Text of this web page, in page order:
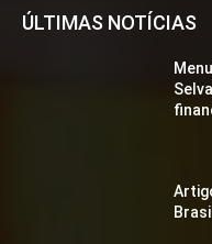
ÚLTIMAS NOTÍCIAS